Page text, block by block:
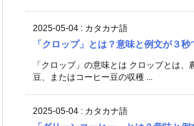
2025-05-04 : カタカナ語
「クロップ」とは？意味と例文が３秒
「クロップ」の意味とは クロップとは、
豆、またはコーヒー豆の収穫 ...
2025-05-04 : カタカナ語